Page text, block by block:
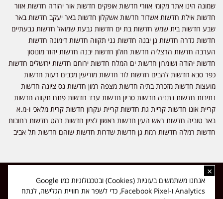
שמונה הינו אתר מקומי אזורי חדשות אופקים חדשות אור יהודה חדשות אזור
חדשות אילת חדשות אשדוד חדשות אשקלון חדשות באר יעקב חדשות באר
שבע חדשות בית שמש חדשות בת ים חדשות גבעת שמואל חדשות גבעתיים
חדשות גדרה חדשות גן יבנה חדשות גני תקווה חדשות דימונה חדשות
הערבה חדשות הרצליה חדשות חולון חדשות יבנה חדשות יהוד מונוסון
חדשות יהודה ושומרון חדשות ים המלח חדשות ירוחם חדשות ירושלים חדשות
כפר סבא חדשות להבים חדשות לוד חדשות מודיעין מכבים רעות חדשות
מועצות חדשות מזכרת בתיה חדשות מצפה רמון חדשות נס ציונה חדשות
נתיבות חדשות נתניה חדשות סביון חדשות ערד חדשות פתח תקווה חדשות
קריית אונו חדשות קריית גת חדשות קריית עקרון חדשות קרית מלאכי ו-מ.א
באר טוביה חדשות ראש העין חדשות ראשון לציון חדשות רהט חדשות רחובות
חדשות רמלה חדשות רמת גן חדשות שדרות חדשות שוהם חדשות תל אביב
כל הזכויות שמורות ל-ליזה ללוצאשווילי - חדשות אפס שמונה - דיווחים בזמן
אמת, נוסד בשנת 2019 | טל' לפרסומים 054-9759222 מייל מערכת
news08.net@gmail.com
×
אנחנו משתמשים בעוגיות (Cookies) ובטכנולוגיות כמו Google
Analytics ו-Facebook Pixel, כדי לשפר את חוויית הגלישה, לנתח